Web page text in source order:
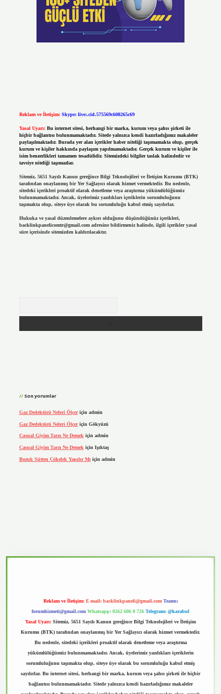
Reklam ve İletişim: Skype: live:.cid.575569c608265c69
Yasal Uyarı: Bu internet sitesi, herhangi bir marka, kurum veya şahıs şirketi ile
hiçbir bağlantısı bulunmamaktadır. Sitede yalnızca kendi hazırladığımız makaleler
paylaşılmaktadır. Burada yer alan içerikler haber niteliği taşımamakta olup, gerçek
kurum ve kişiler hakkında paylaşım yapılmamaktadır. Gerçek kurum ve kişiler ile
isim benzerlikleri tamamen tesadüfidir. Sitemizdeki bilgiler taslak halindedir ve
tavsiye niteliği taşımazlar.
Sitemiz, 5651 Sayılı Kanun gereğince Bilgi Teknolojileri ve İletişim Kurumu (BTK)
tarafından onaylanmış bir Yer Sağlayıcı olarak hizmet vermektedir. Bu nedenle,
sitedeki içerikleri proaktif olarak denetleme veya araştırma yükümlülüğümüz
bulunmamaktadır. Ancak, üyelerimiz yazdıkları içeriklerin sorumluluğunu
taşımakta olup, siteye üye olarak bu sorumluluğu kabul etmiş sayılırlar.
Hukuka ve yasal düzenlemelere aykırı olduğunu düşündüğünüz içerikleri,
backlinkpanelicomtr@gmail.comadresine bildirmeniz halinde, ilgili içerikler yasal
süre içerisinde sitemizden kaldırılacaktır.
Son yorumlar
Gaz Dedektörü Neleri Ölçeriçin admin
Gaz Dedektörü Neleri Ölçeriçin Gökyüzü
Casual Giyim Tarzı Ne Demekiçin admin
Casual Giyim Tarzı Ne Demek için Işıktaş
Bozuk Sütten Çökelek Yapılır Mı için admin
Reklam ve İletişim: E-mail: backlinkpaneli@gmail.com Teams:
forumhizmeti@gmail.com Whatsapp: 0262 606 0 726 Telegram: @karabul
Yasal Uyarı: Sitemiz, 5651 Sayılı Kanun gereğince Bilgi Teknolojileri ve İletişim
Kurumu (BTK) tarafından onaylanmış bir Yer Sağlayıcı olarak hizmet vermektedir.
Bu nedenle, sitedeki içerikleri proaktif olarak denetleme veya araştırma
yükümlülüğümüz bulunmamaktadır. Ancak, üyelerimiz yazdıkları içeriklerin
sorumluluğunu taşımakta olup, siteye üye olarak bu sorumluluğu kabul etmiş
sayılırlar. Bu internet sitesi, herhangi bir marka, kurum veya şahıs şirketi ile hiçbir
bağlantısı bulunmamaktadır. Sitede yalnızca kendi hazırladığımız makaleler